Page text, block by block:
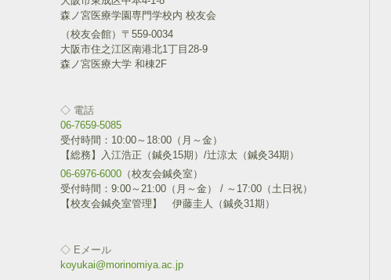
ク
し
て
T
w
i
t
で
共
有
(
新
し
い
ウ
ィ
ン
ド
き
ま
す
e
b
o
k
で
共
リ
ッ
ク
し
て
く
だ
さ
い
ウ
森ノ宮医療学園専門学校内 校友会
（校友会館）〒559-0034
大阪市住之江区南港北1丁目28-9
森ノ宮医療大学 和棟2F
◇ 電話
06-7659-5085
受付時間：10:00～18:00（月～金）
【総務】入江浩正（鍼灸15期）/辻涼太（鍼灸34期）
06-6976-6000 （校友会鍼灸室）
受付時間：9:00～21:00（月～金） / ～17:00（土日祝）
【校友会鍼灸室管理】 伊藤圭人（鍼灸31期）
◇ Eメール
koyukai@morinomiya.ac.jp